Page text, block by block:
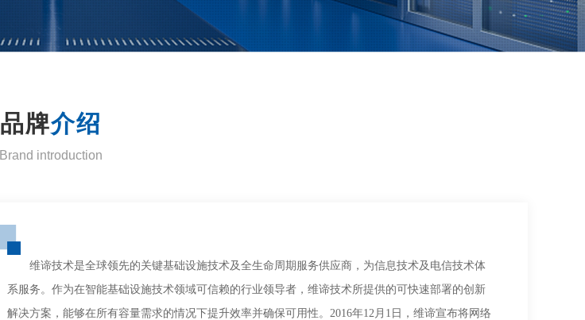
品牌介绍
Brand introduction
维谛技术是全球领先的关键基础设施技术及全生命周期服务供应商，为信息技术及电信技术体
系服务。作为在智能基础设施技术领域可信赖的行业领导者，维谛技术所提供的可快速部署的创新
解决方案，能够在所有容量需求的情况下提升效率并确保可用性。2016年12月1日，维谛宣布将网络